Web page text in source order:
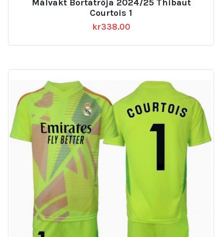
Målvakt Bortatröja 2024/25 Thibaut
Courtois 1
kr338.00